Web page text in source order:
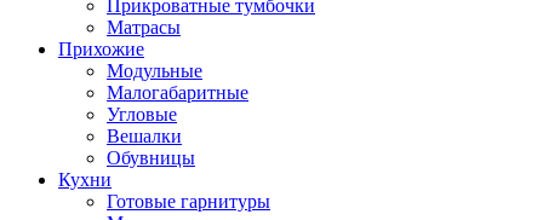
Прикроватные тумбочки
Матрасы
Прихожие
Модульные
Малогабаритные
Угловые
Вешалки
Обувницы
Кухни
Готовые гарнитуры